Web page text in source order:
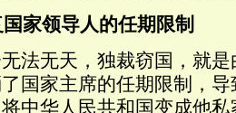
家领导人的任期限制
法无天，独裁窃国，就是
国家主席的任期限制，
中华人民共和国变成他